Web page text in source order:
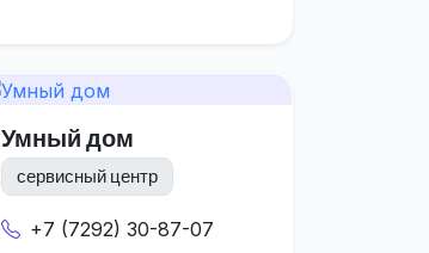
Умный дом
сервисный центр
+7 (7292) 30-87-07